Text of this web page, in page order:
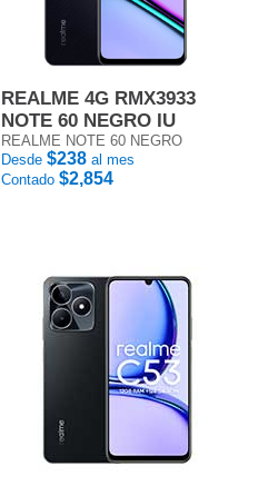
REALME 4G RMX3933
NOTE 60 NEGRO IU
REALME NOTE 60 NEGRO
Desde $238 al mes
Contado $2,854